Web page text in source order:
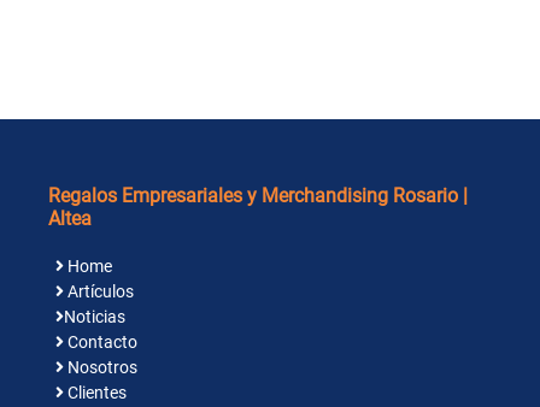
Regalos Empresariales y Merchandising Rosario |
Altea
Home
Artículos
Noticias
Contacto
Nosotros
Clientes